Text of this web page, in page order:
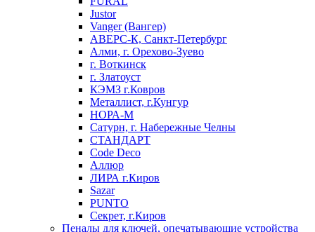
Justor
Vanger (Вангер)
АВЕРС-К, Санкт-Петербург
Алми, г. Орехово-Зуево
г. Воткинск
г. Златоуст
КЭМЗ г.Ковров
Металлист, г.Кунгур
НОРА-М
Сатурн, г. Набережные Челны
СТАНДАРТ
Code Deco
Аллюр
ЛИРА г.Киров
Sazar
PUNTO
Секрет, г.Киров
Пеналы для ключей, опечатывающие устройства